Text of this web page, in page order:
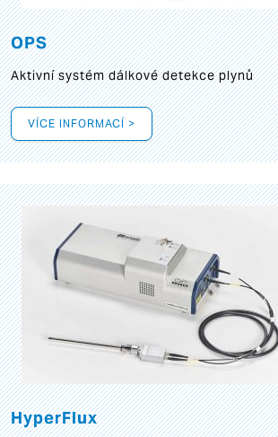
OPS
Aktivní systém dálkové detekce plynů
VÍCE INFORMACÍ >
HyperFlux